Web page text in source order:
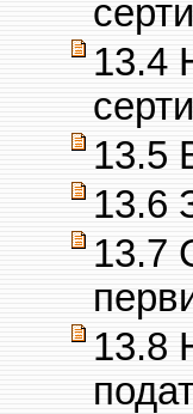
13.4
13.5
13.6
13.7
13.8